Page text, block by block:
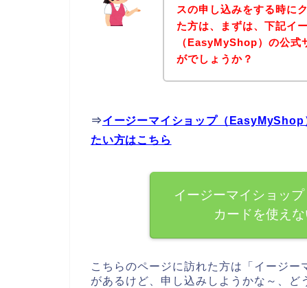
スの申し込みをする時に
た方は、まずは、下記イ
（EasyMyShop）の公式
がでしょうか？
⇒イージーマイショップ（EasyMyShop
たい方はこちら
イージーマイショッ
カードを使え
こちらのページに訪れた方は「イージ
があるけど、申し込みしようかな～、ど